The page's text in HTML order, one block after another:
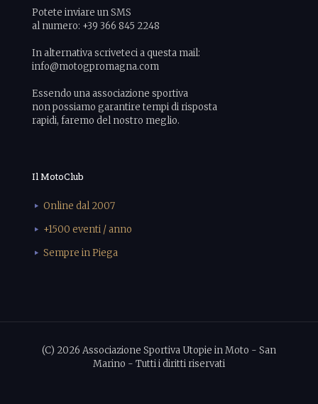
Potete inviare un SMS
al numero: +39 366 845 2248
In alternativa scriveteci a questa mail:
info@motogpromagna.com
Essendo una associazione sportiva
non possiamo garantire tempi di risposta
rapidi, faremo del nostro meglio.
Il MotoClub
Online dal 2007
+1500 eventi / anno
Sempre in Piega
(C) 2026 Associazione Sportiva Utopie in Moto - San
Marino - Tutti i diritti riservati